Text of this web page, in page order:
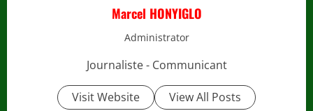
Marcel HONYIGLO
Administrator
Journaliste - Communicant
Visit Website View All Posts